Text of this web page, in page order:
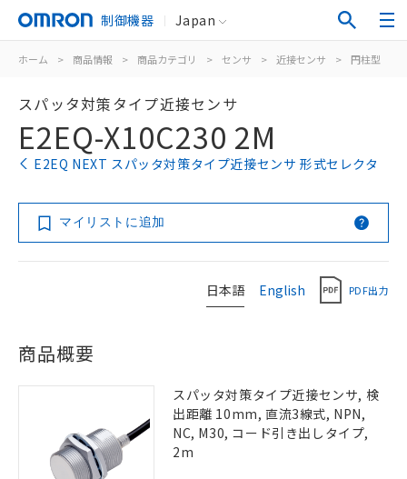
制御機器 Japan
ホーム > 商品情報 > 商品カテゴリ > センサ > 近接センサ > 円柱型
スパッタ対策タイプ近接センサ
E2EQ-X10C230 2M
E2EQ NEXT スパッタ対策タイプ近接センサ 形式セレクタ
マイリストに追加
日本語 English PDF出力
商品概要
スパッタ対策タイプ近接センサ, 検
出距離 10mm, 直流3線式, NPN,
NC, M30, コード引き出しタイプ,
2m